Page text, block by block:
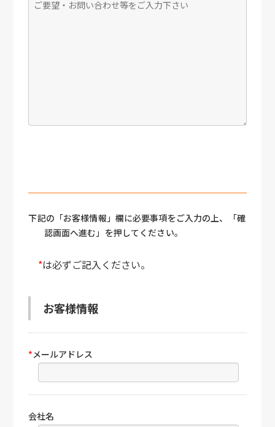
下記の「お客様情報」欄に必要事項をご入力の上、「確
認画面へ進む」を押してください。
*は必ずご記入ください。
お客様情報
*メールアドレス
会社名